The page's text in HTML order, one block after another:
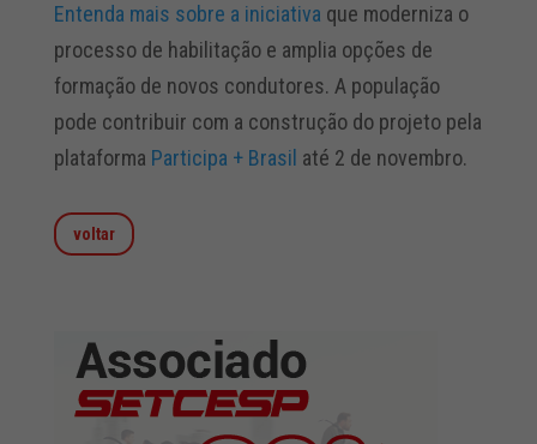
Entenda mais sobre a iniciativa que moderniza o
processo de habilitação e amplia opções de
formação de novos condutores. A população
pode contribuir com a construção do projeto pela
plataforma Participa + Brasil até 2 de novembro.
voltar